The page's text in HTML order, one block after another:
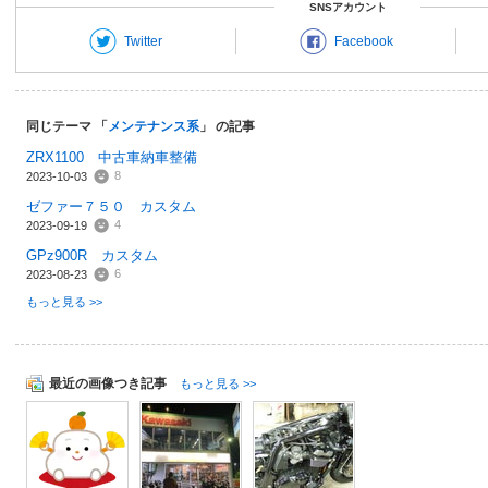
SNSアカウント
Twitter Facebook
同じテーマ 「 メンテナンス系」 の記事
ZRX1100 中古車納車整備
2023-10-03 8
ゼファー７５０ カスタム
2023-09-19 4
GPz900R カスタム
2023-08-23 6
もっと見る >>
最近の画像つき記事 もっと見る >>